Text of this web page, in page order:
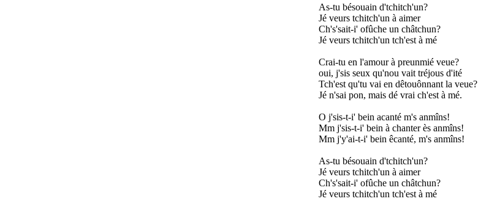
As-tu bésouain d'tchitch'un?
Jé veurs tchitch'un à aimer
Ch's'sait-i' ofûche un châtchun?
Jé veurs tchitch'un tch'est à mé
Crai-tu en l'amour à preunmié veue?
oui, j'sis seux qu'nou vait tréjous d'ité
Tch'est qu'tu vai en dêtouônnant la veue?
Jé n'sai pon, mais dé vrai ch'est à mé.
O j'sis-t-i' bein acanté m's anmîns!
Mm j'sis-t-i' bein à chanter ès anmîns!
Mm j'y'ai-t-i' bein êcanté, m's anmîns!
As-tu bésouain d'tchitch'un?
Jé veurs tchitch'un à aimer
Ch's'sait-i' ofûche un châtchun?
Jé veurs tchitch'un tch'est à mé